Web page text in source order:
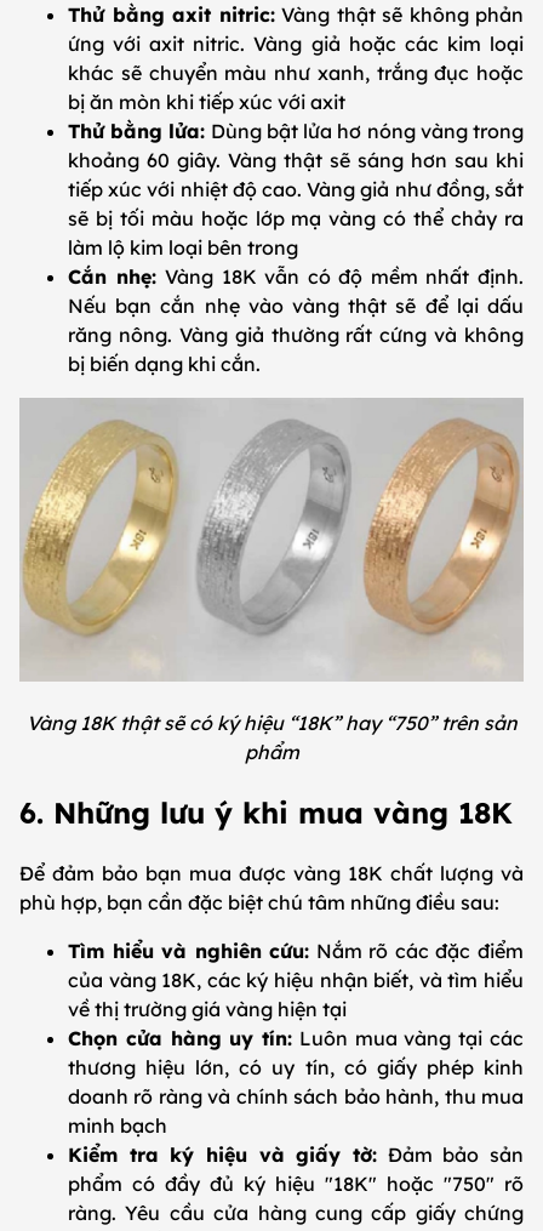
Thử bằng axit nitric:Vàng thật sẽ không phản
ứng với axit nitric. Vàng giả hoặc các kim loại
khác sẽ chuyển màu như xanh, trắng đục hoặc
bị ăn mòn khi tiếp xúc với axit
Thử bằng lửa: Dùng bật lửa hơ nóng vàng trong
khoảng 60 giây. Vàng thật sẽ sáng hơn sau khi
tiếp xúc với nhiệt độ cao. Vàng giả như đồng, sắt
sẽ bị tối màu hoặc lớp mạ vàng có thể chảy ra
làm lộ kim loại bên trong
Cắn nhẹ:Vàng 18K vẫn có độ mềm nhất định.
Nếu bạn cắn nhẹ vào vàng thật sẽ để lại dấu
răng nông. Vàng giả thường rất cứng và không
bị biến dạng khi cắn.
Vàng 18K thật sẽ có ký hiệu “18K” hay “750” trên sản
phẩm
6. Những lưu ý khi mua vàng 18K
Để đảm bảo bạn mua được vàng 18K chất lượng và
phù hợp, bạn cần đặc biệt chú tâm những điều sau:
Tìm hiểu và nghiên cứu: Nắm rõ các đặc điểm
của vàng 18K, các ký hiệu nhận biết, và tìm hiểu
về thị trường giá vàng hiện tại
Chọn cửa hàng uy tín: Luôn mua vàng tại các
thương hiệu lớn, có uy tín, có giấy phép kinh
doanh rõ ràng và chính sách bảo hành, thu mua
minh bạch
Kiểm tra ký hiệu và giấy tờ: Đảm bảo sản
phẩm có đầy đủ ký hiệu "18K" hoặc "750" rõ
ràng. Yêu cầu cửa hàng cung cấp giấy chứng